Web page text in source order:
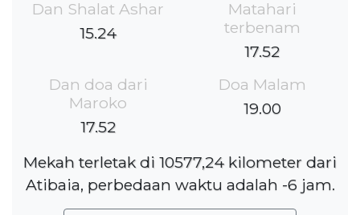
Dan Shalat Ashar
15.24
Matahari
terbenam
17.52
Dan doa dari
Maroko
17.52
Doa Malam
19.00
Mekah terletak di 10577,24 kilometer dari
Atibaia, perbedaan waktu adalah -6 jam.